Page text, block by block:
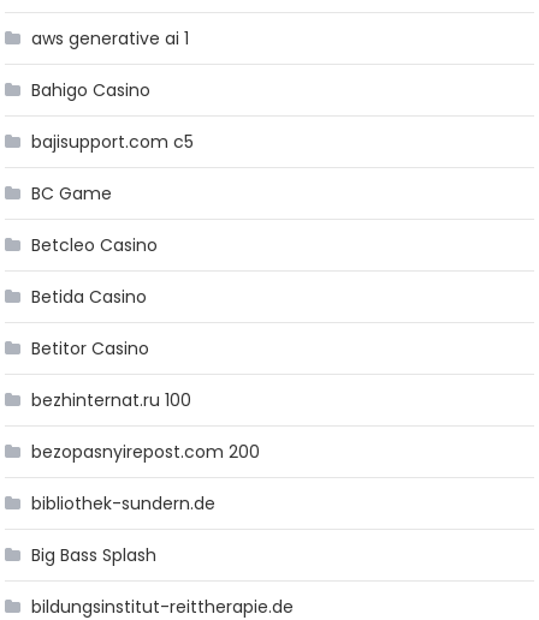
aws generative ai 1
Bahigo Casino
bajisupport.com c5
BC Game
Betcleo Casino
Betida Casino
Betitor Casino
bezhinternat.ru 100
bezopasnyirepost.com 200
bibliothek-sundern.de
Big Bass Splash
bildungsinstitut-reittherapie.de